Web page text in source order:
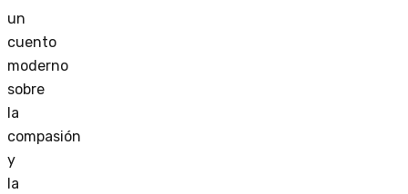
un
cuento
moderno
sobre
la
compasión
y
la